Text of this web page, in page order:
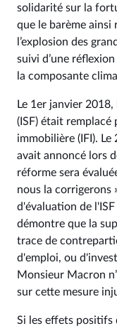
solidarité sur la
que le barème ainsi
l’explosion des
suivi d’une
la composante
Le 1er janvier
(ISF) était
immobilière (IFI).
avait annoncé lors
réforme sera
nous la corrigerons
d'évaluation de
démontre que la
trace de
d'emploi, ou
Monsieur Macron
sur cette mesure
Si les effets positifs